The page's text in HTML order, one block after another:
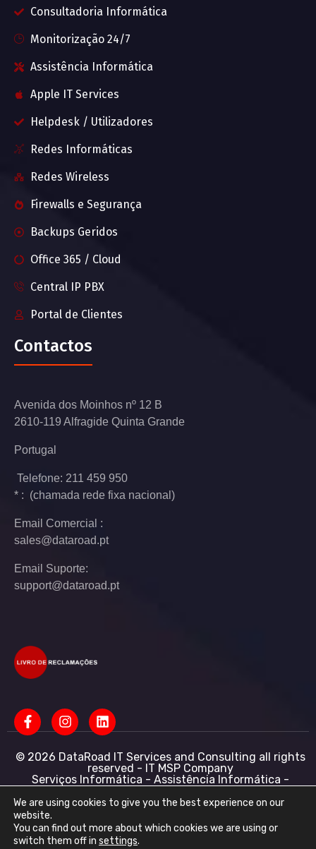
Consultadoria Informática
Monitorização 24/7
Assistência Informática
Apple IT Services
Helpdesk / Utilizadores
Redes Informáticas
Redes Wireless
Firewalls e Segurança
Backups Geridos
Office 365 / Cloud
Central IP PBX
Portal de Clientes
Contactos
Avenida dos Moinhos nº 12 B
2610-119 Alfragide Quinta Grande
Portugal
Telefone: 211 459 950
* : (chamada rede fixa nacional)
Email Comercial :
sales@dataroad.pt
Email Suporte:
support@dataroad.pt
© 2026 DataRoad IT Services and Consulting all rights
reserved - IT MSP Company
Serviços Informática - Assistência Informática -
Redes Informática Empresas - Suporte Informático
Empresarial
DataRoad IT Services and Consulting LDA NIF:
513368078 - CAE: 62201-R4 - Capital Social :
We are using cookies to give you the best experience on our
website.
You can find out more about which cookies we are using or
switch them off in settings.